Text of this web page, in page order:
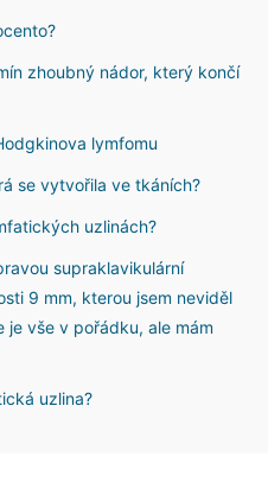
zhoubný nádor, který končí
lymfomu
se vytvořila ve tkáních?
uzlinách?
supraklavikulární
9 mm, kterou jsem neviděl
je vše v pořádku, ale mám
uzlina?